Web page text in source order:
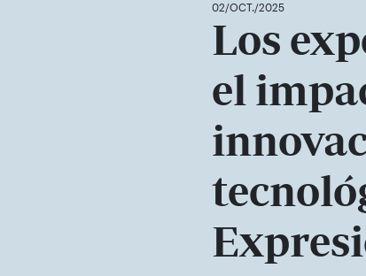
02/OCT./2025
Los
el
El Rector y el director general de